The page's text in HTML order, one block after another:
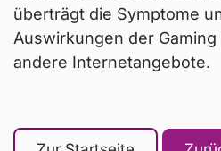
überträgt die Symptome
Auswirkungen der
andere Internetangebote.